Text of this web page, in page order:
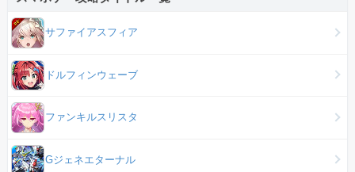
サファイアスフィア
ドルフィンウェーブ
ファンキルスリスタ
Gジェネエターナル